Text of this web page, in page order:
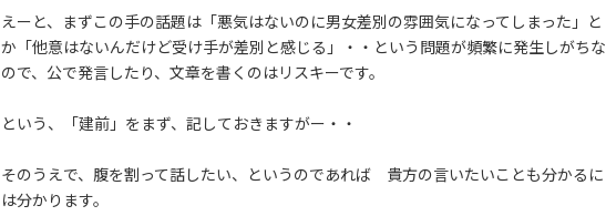
えーと、まずこの手の話題は「悪気はないのに男女差別の雰囲気になってしまった」と
か「他意はないんだけど受け手が差別と感じる」・・という問題が頻繁に発生しがちな
ので、公で発言したり、文章を書くのはリスキーです。
という、「建前」をまず、記しておきますがー・・
そのうえで、腹を割って話したい、というのであれば 貴方の言いたいことも分かるに
は分かります。